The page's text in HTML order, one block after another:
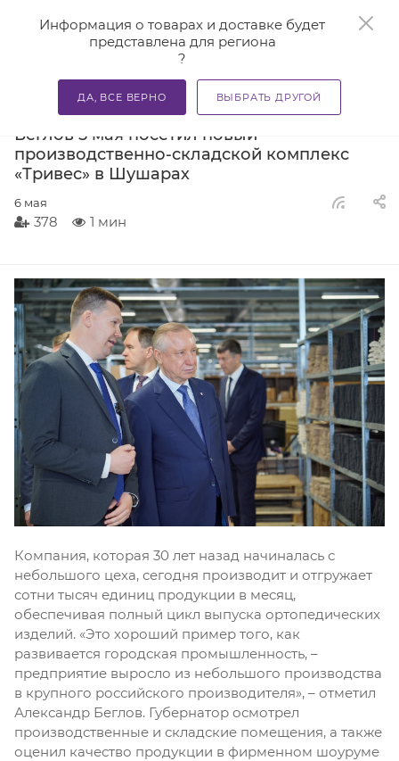
Информация о товарах и доставке будет
представлена для региона
?
ДА, ВСЕ ВЕРНО ВЫБРАТЬ ДРУГОЙ
Главная — О компании — Новости — Губернатор Санкт-
Губернатор Санкт-Петербурга Александр
Беглов 5 мая посетил новый
производственно-складской комплекс
«Тривес» в Шушарах
6 мая
378 1 мин
Компания, которая 30 лет назад начиналась с
небольшого цеха, сегодня производит и отгружает
сотни тысяч единиц продукции в месяц,
обеспечивая полный цикл выпуска ортопедических
изделий. «Это хороший пример того, как
развивается городская промышленность, –
предприятие выросло из небольшого производства
в крупного российского производителя», – отметил
Александр Беглов. Губернатор осмотрел
производственные и складские помещения, а также
оценил качество продукции в фирменном шоуруме